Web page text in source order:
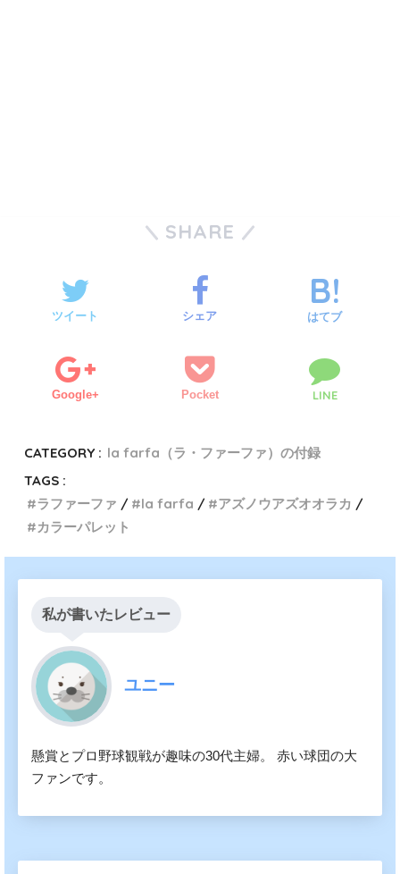
SHARE
ツイート シェア はてブ
Google+ Pocket LINE
CATEGORY : la farfa（ラ・ファーファ）の付録
TAGS :
ラファーファ
la farfa
アズノウアズオオラカ
カラーパレット
私が書いたレビュー
ユニー
懸賞とプロ野球観戦が趣味の30代主婦。 赤い球団の大
ファンです。